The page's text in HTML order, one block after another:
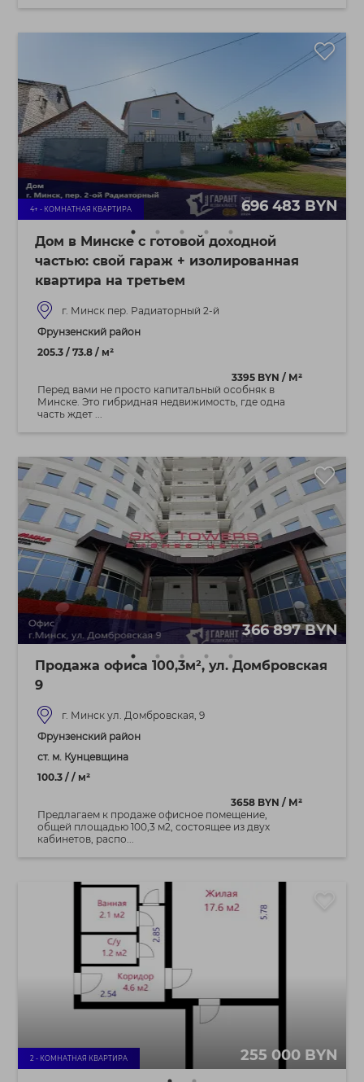
4+ - КОМНАТНАЯ КВАРТИРА 696 483 BYN
Дом в Минске с готовой доходной
частью: свой гараж + изолированная
квартира на третьем
г. Минск пер. Радиаторный 2-й
Фрунзенский район
205.3 / 73.8 / м²
3395 BYN / М²
Перед вами не просто капитальный особняк в
Минске. Это гибридная недвижимость, где одна
часть ждет ...
366 897 BYN
Продажа офиса 100,3м², ул. Домбровская
9
г. Минск ул. Домбровская, 9
Фрунзенский район
ст. м. Кунцевщина
100.3 / / м²
3658 BYN / М²
Предлагаем к продаже офисное помещение,
общей площадью 100,3 м2, состоящее из двух
кабинетов, распо...
2 - КОМНАТНАЯ КВАРТИРА 255 000 BYN